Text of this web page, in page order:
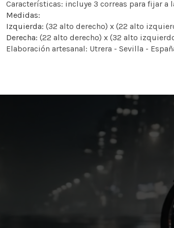
Características: incluye 3 correas para fijar a
Medidas:
Izquierda: (32 alto derecho) x (22 alto
Derecha: (22 alto derecho) x (32 alto
Elaboración artesanal: Utrera - Sevilla -